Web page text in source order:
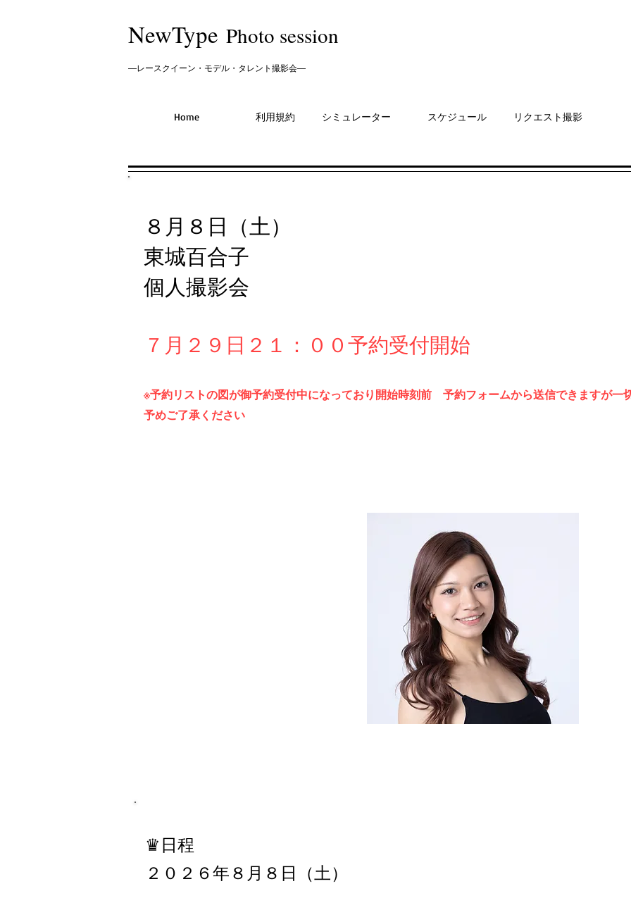
NewType Photo session
―レースクイーン・モデル・タレント撮影会―
Home 利用規約 シミュレーター スケジュール リクエスト撮影
８月８日（土）
東城百合子
個人撮影会
７月２９ 日２１ ： ００予約受付開始
※予約リストの図が御予約受付中になっており開始時刻前 予約フォームから送信できますが一
予めご了承ください
​♛日程
２０２６年８ 月８日（土）